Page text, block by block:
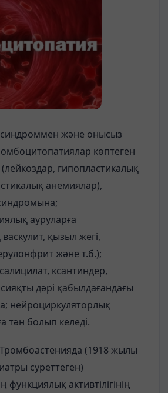
және онысыз
көптеген
гипопластикалық
анемиялар),
ауруларға
қызыл жегі,
және т.б.);
ксантиндер,
дәрі қабылдағандағы
нейроциркуляторлық
тән болып келеді.
Тромбоастенияда (1918 жылы
суреттеген)
функциялық активтілігінің